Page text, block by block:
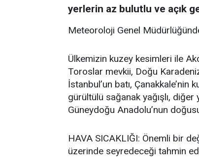
yerlerin az bulutlu ve açık
Meteoroloji Genel
Ülkemizin kuzey kesimleri ile
Toroslar mevkii, Doğu
İstanbul’un batı,
gürültülü sağanak yağışlı,
Güneydoğu Anadolu’nun
HAVA SICAKLIĞI: Önemli bir
üzerinde seyredeceği tahmin